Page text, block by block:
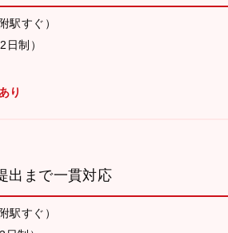
駅すぐ）
制）
り
出まで一貫対応
駅すぐ）